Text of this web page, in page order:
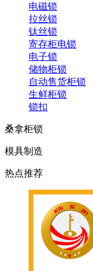
电磁锁
拉丝锁
钛丝锁
寄存柜电锁
电子锁
储物柜锁
自动售货柜锁
生鲜柜锁
锁扣
桑拿柜锁
模具制造
热点推荐